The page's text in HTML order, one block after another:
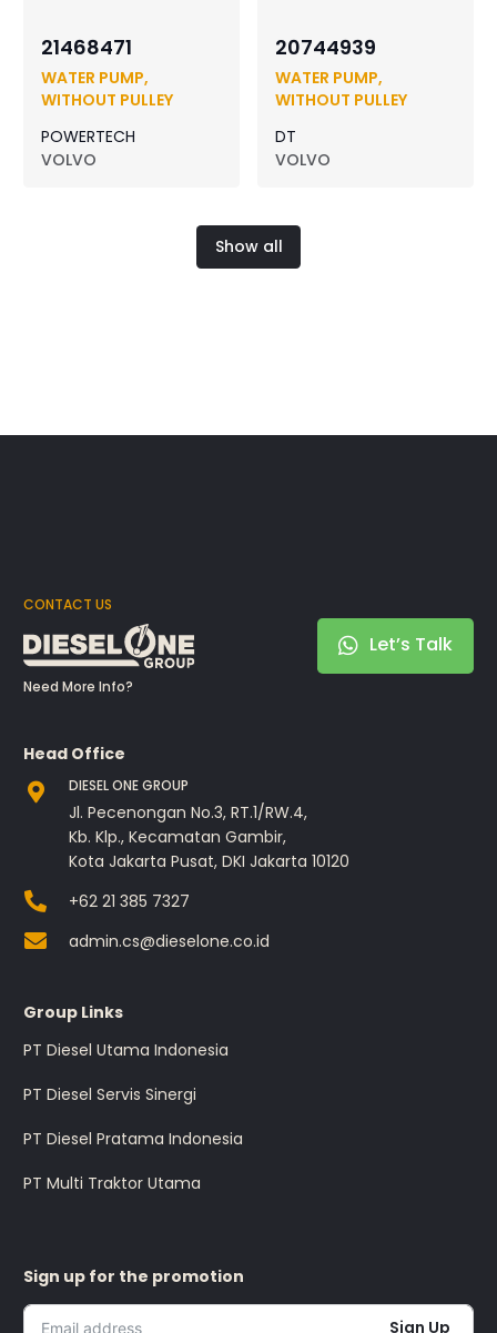
21468471
WATER PUMP,
WITHOUT PULLEY
POWERTECH
VOLVO
20744939
WATER PUMP,
WITHOUT PULLEY
DT
VOLVO
Show all
CONTACT US
Need More Info?
Let’s Talk
Head Office
DIESEL ONE GROUP
Jl. Pecenongan No.3, RT.1/RW.4,
Kb. Klp., Kecamatan Gambir,
Kota Jakarta Pusat, DKI Jakarta 10120
+62 21 385 7327
admin.cs@dieselone.co.id
Group Links
PT Diesel Utama Indonesia
PT Diesel Servis Sinergi
PT Diesel Pratama Indonesia
PT Multi Traktor Utama
Sign up for the promotion
Sign Up